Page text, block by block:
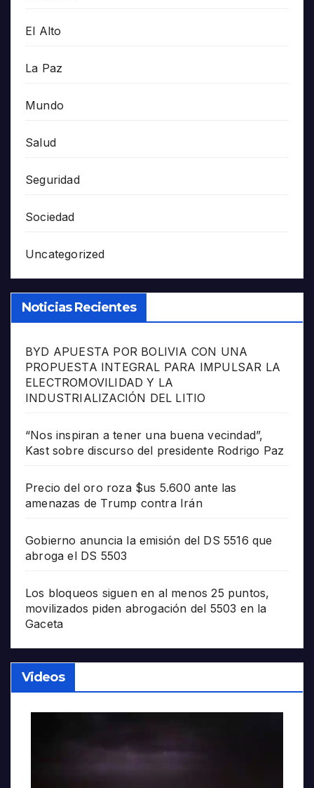
El Alto
La Paz
Mundo
Salud
Seguridad
Sociedad
Uncategorized
Noticias Recientes
BYD APUESTA POR BOLIVIA CON UNA
PROPUESTA INTEGRAL PARA IMPULSAR LA
ELECTROMOVILIDAD Y LA
INDUSTRIALIZACIÓN DEL LITIO
“Nos inspiran a tener una buena vecindad”,
Kast sobre discurso del presidente Rodrigo Paz
Precio del oro roza $us 5.600 ante las
amenazas de Trump contra Irán
Gobierno anuncia la emisión del DS 5516 que
abroga el DS 5503
Los bloqueos siguen en al menos 25 puntos,
movilizados piden abrogación del 5503 en la
Gaceta
Videos